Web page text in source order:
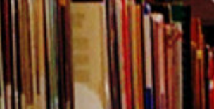
コ
ン
テ
ン
ツ